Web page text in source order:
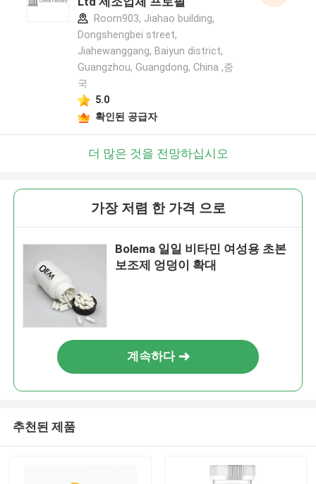
Room903, Jiahao building,
Dongshengbei street,
Jiahewanggang, Baiyun district,
Guangzhou, Guangdong, China ,중
국
5.0
확인된 공급자
더 많은 것을 전망하십시오
가장 저렴 한 가격 으로
Bolema 일일 비타민 여성용 초본
보조제 엉덩이 확대
계속하다
추천된 제품